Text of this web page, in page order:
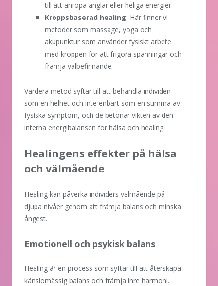
till att anropa änglar eller heliga energier.
Kroppsbaserad healing: Här finner vi
metoder som massage, yoga och
akupunktur som använder fysiskt arbete
med kroppen för att frigöra spänningar och
främja välbefinnande.
Vardera metod syftar till att behandla individen
som en helhet och inte enbart som en summa av
fysiska symptom, och de betonar vikten av den
interna energibalansen för hälsa och healing.
Healingens effekter på hälsa
och välmående
Healing kan påverka individers välmående på
djupa nivåer genom att främja balans och minska
ångest.
Emotionell och psykisk balans
Healing är en process som syftar till att återskapa
känslomässig balans och främja inre harmoni.